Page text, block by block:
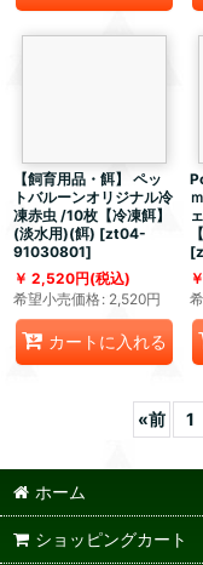
【飼育用品・餌】 ペッ
トバルーンオリジナル冷
凍赤虫 /10枚【冷凍餌】
(淡水用)(餌) [zt04-
91030801]
2,520円(税込)
希望小売価格: 2,520円
カートに入れる
[
«前 1
ホーム
ショッピングカート